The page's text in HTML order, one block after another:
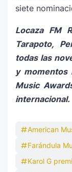
siete
Locaza FM
Tarapoto,
todas las
y momentos
Music
internacional.
American
Farándula
Karol G